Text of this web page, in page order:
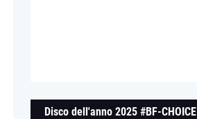
Disco dell'anno 2025 #BF-CHOICE